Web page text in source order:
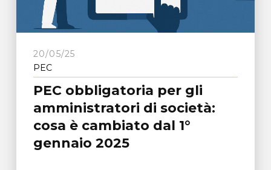
20/05/25
PEC
PEC obbligatoria per gli
amministratori di società:
cosa è cambiato dal 1°
gennaio 2025